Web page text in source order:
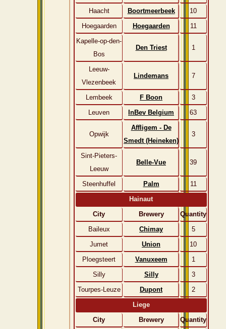
Haacht Boortmeerbeek
10
Hoegaarden
Hoegaarden
11
Kapelle-op-den-
Bos
Den Triest 1
Leeuw-
Vlezenbeek
Lindemans 7
Lembeek F Boon
3
Leuven
InBev Belgium 63
Opwijk
Affligem - De
Smedt (Heineken)
3
Sint-Pieters-
Leeuw
Belle-Vue 39
Steenhuffel Palm
11
Hainaut
City
Brewery
Quantity
Baileux
Chimay
5
Jumet
Union
10
Ploegsteert
Vanuxeem
1
Silly
Silly
3
Tourpes-Leuze
Dupont
2
Liege
City
Brewery
Quantity